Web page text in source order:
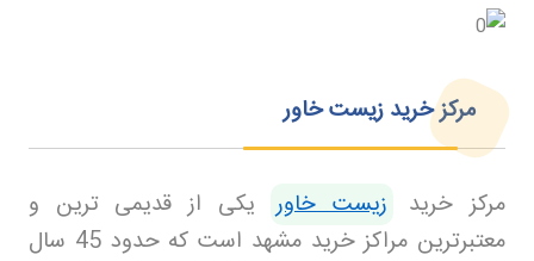
مرکز خرید زیست خاور
مرکز خرید زیست خاور
یکی از قدیمی ترین و
معتبرترین مراکز خرید مشهد است که حدود 45 سال